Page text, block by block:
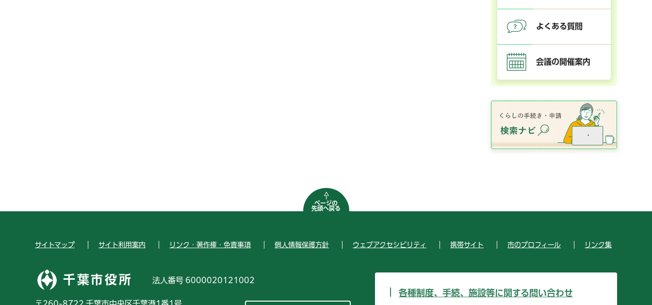
よくある質問
会議の開催案内
ページの
先頭へ戻る
サイトマップ サイト利用案内 リンク・著作権・免責事項 個人情報保護方針 ウェブアクセシビリティ 携帯サイト 市のプロフィール リンク集
千葉市役所 法人番号 6000020121002
各種制度、手続、施設等に関する問い合わせ